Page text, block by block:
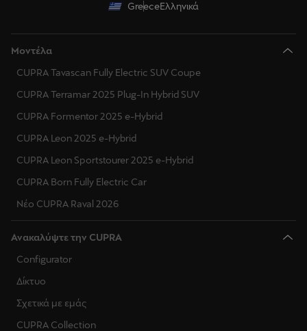
GreeceΕλληνικά
Μοντέλα
CUPRA Tavascan Fully Electric SUV Coupe
CUPRA Terramar 2025 Plug-In Hybrid SUV
CUPRA Formentor 2025 e-Hybrid
CUPRA Leon 2025 e-Hybrid
CUPRA Leon Sportstourer 2025 e-Hybrid
CUPRA Born Fully Electric Car
Νέο CUPRA Raval 2026
Ανακαλύψτε την CUPRA
Configurator
Δίκτυο
Σχετικά με εμάς
CUPRA Collection